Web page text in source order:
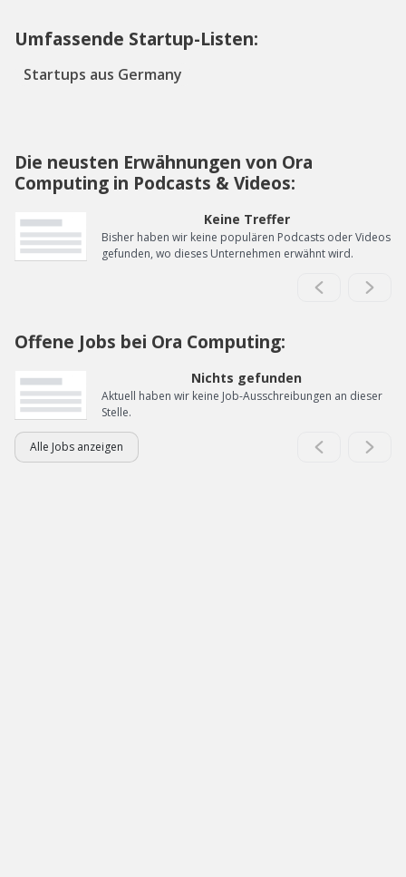
Umfassende Startup-Listen:
Startups aus Germany
Die neusten Erwähnungen von Ora
Computing in Podcasts & Videos:
Keine Treffer
Bisher haben wir keine populären Podcasts oder Videos
gefunden, wo dieses Unternehmen erwähnt wird.
Offene Jobs bei Ora Computing:
Nichts gefunden
Aktuell haben wir keine Job-Ausschreibungen an dieser
Stelle.
Alle Jobs anzeigen